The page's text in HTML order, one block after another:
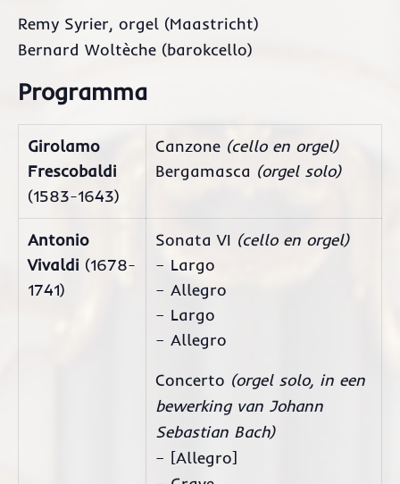
Remy Syrier, orgel (Maastricht)
Bernard Woltèche (barokcello)
Programma
Girolamo
Frescobaldi
(1583-1643)
Canzone (cello en orgel)
Bergamasca (orgel solo)
Antonio
Vivaldi (1678-
1741)
Sonata VI (cello en orgel)
– Largo
– Allegro
– Largo
– Allegro
Concerto (orgel solo, in een
bewerking van Johann
Sebastian Bach)
– [Allegro]